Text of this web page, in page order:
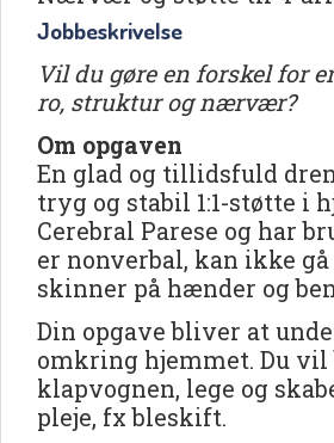
Jobbeskrivelse
Vil du gøre en forskel for
ro, struktur og nærvær?
Om opgaven
En glad og tillidsfuld
tryg og stabil 1:1-støtte i
Cerebral Parese og har
er nonverbal, kan ikke
skinner på hænder og
Din opgave bliver at
omkring hjemmet. Du vil
klapvognen, lege og
pleje, fx bleskift.